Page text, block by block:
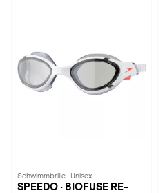
Schwimmbrille · Unisex
SPEEDO · BIOFUSE RE-